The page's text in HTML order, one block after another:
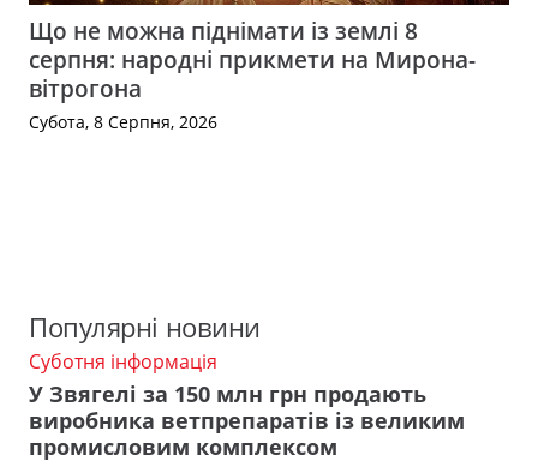
Що не можна піднімати із землі 8
серпня: народні прикмети на Мирона-
вітрогона
Субота, 8 Серпня, 2026
Популярні новини
Суботня інформація
У Звягелі за 150 млн грн продають
виробника ветпрепаратів із великим
промисловим комплексом